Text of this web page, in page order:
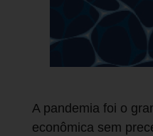
A pandemia foi o
econômica sem